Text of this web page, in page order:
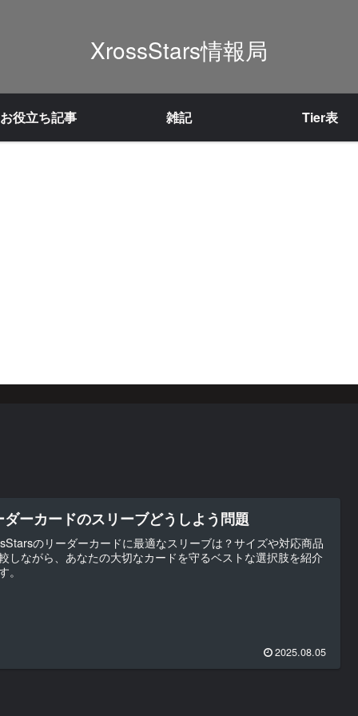
XrossStars情報局
お役立ち記事 雑記 Tier表
ダーカードのスリーブどうしよう問題
のリーダーカードに最適なスリーブは？サイズや対応商品
しながら、あなたの大切なカードを守るベストな選択肢を紹介
。
2025.08.05